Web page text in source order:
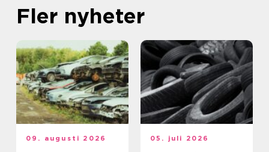
Fler nyheter
09. augusti 2026 05. juli 2026